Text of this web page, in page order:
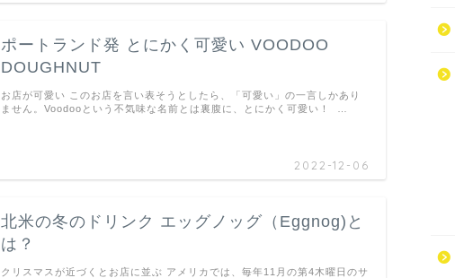
ポートランド発 とにかく可愛い VOODOO
DOUGHNUT
2022-12-06
お店が可愛い このお店を言い表そうとしたら、「可愛い」の一言しかあり
ません。Voodooという不気味な名前とは裏腹に、とにかく可愛い！ …
北米の冬のドリンク エッグノッグ（Eggnog)と
は？
クリスマスが近づくとお店に並ぶ アメリカでは、毎年11月の第4木曜日のサ